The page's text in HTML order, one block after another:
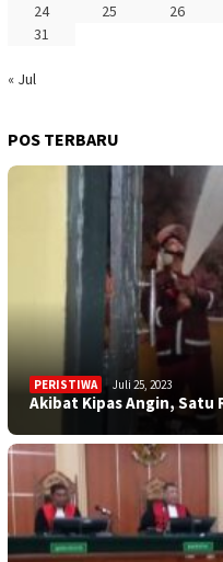
24
25 26
31
« Jul
POS TERBARU
PERISTIWA Juli 25, 2023
Akibat Kipas Angin, Satu